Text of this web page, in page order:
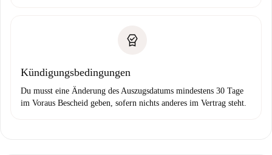
Kündigungsbedingungen
Du musst eine Änderung des Auszugsdatums mindestens 30 Tage
im Voraus Bescheid geben, sofern nichts anderes im Vertrag steht.